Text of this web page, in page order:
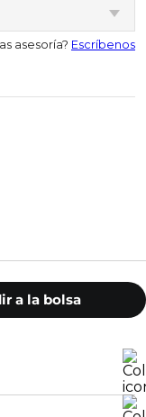
asesoría? Escríbenos